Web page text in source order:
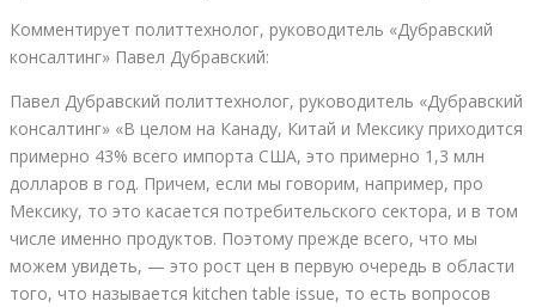
Комментирует политтехнолог, руководитель «Дубравский
консалтинг» Павел Дубравский:
Павел Дубравский политтехнолог, руководитель «Дубравский
консалтинг» «В целом на Канаду, Китай и Мексику приходится
примерно 43% всего импорта США, это примерно 1,3 млн
долларов в год. Причем, если мы говорим, например, про
Мексику, то это касается потребительского сектора, и в том
числе именно продуктов. Поэтому прежде всего, что мы
можем увидеть, — это рост цен в первую очередь в области
того, что называется kitchen table issue, то есть вопросов